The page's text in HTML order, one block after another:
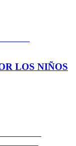
LOS NIÑOS